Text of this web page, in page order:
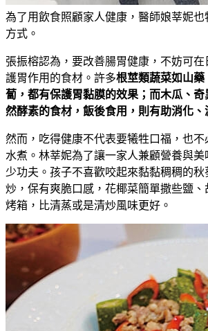
為了用飲食照顧家人健康，醫師娘莘妮
方式。
張振榕認為，要改善腸胃健康，不妨可
護胃作用的食材。許多根莖類蔬菜如山
蔔，都有保護胃黏膜的效果；而木瓜、
然酵素的食材，飯後食用，則有助消化、
然而，吃得健康不代表要犧牲口福，也
水煮。林莘妮為了讓一家人兼顧營養與
少功夫。孩子不喜歡咬起來黏黏稠稠的
炒，保有爽脆口感，花椰菜簡單撒些鹽
烤箱，比清蒸或是清炒風味更好。